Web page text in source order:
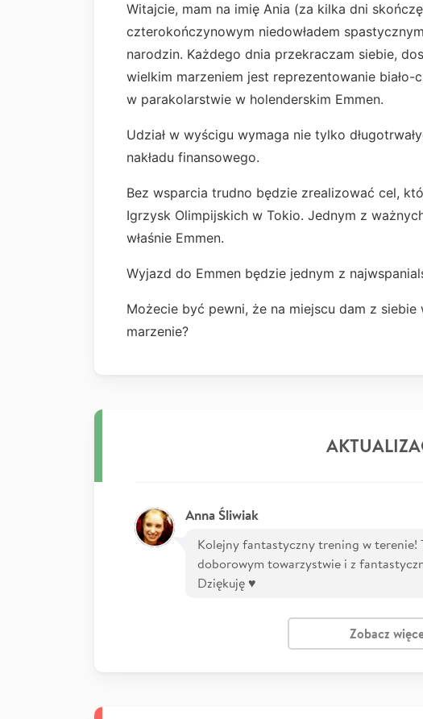
Witajcie, mam na imię Ania (za kilka dni
czterokończynowym niedowładem
narodzin. Każdego dnia przekraczam siebie,
wielkim marzeniem jest reprezentowanie
w parakolarstwie w holenderskim Emmen.
Udział w wyścigu wymaga nie tylko
nakładu finansowego.
Bez wsparcia trudno będzie zrealizować cel,
Igrzysk Olimpijskich w Tokio. Jednym z
właśnie Emmen.
Wyjazd do Emmen będzie jednym z
Możecie być pewni, że na miejscu dam z
marzenie?
Anna Śliwiak
Kolejny fantastyczny trening w terenie!
doborowym towarzystwie i z
Dziękuję ♥️
Zobacz